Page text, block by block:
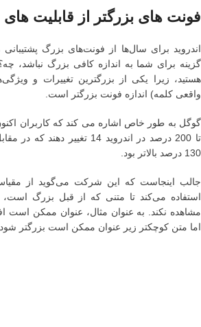
فونت های بزرگتر از قابلیت های
اندروید برای سال‌ها از فونت‌های بزرگ
گزینه برای شما به اندازه کافی بزرگ
واقعی کلمه) اندازه فونت بزرگتر است.
گوگل به طور خاص اشاره می کند که کاربران
130 درصد بالاتر بود.
جالب اینجاست که این شرکت می‌گوید از
استفاده می‌کند تا متنی که از قبل بزرگ است،
مشاهده نکند. به عنوان مثال، عنوان ممکن است
اما متن کوچکتر زیر عنوان ممکن است بزرگتر